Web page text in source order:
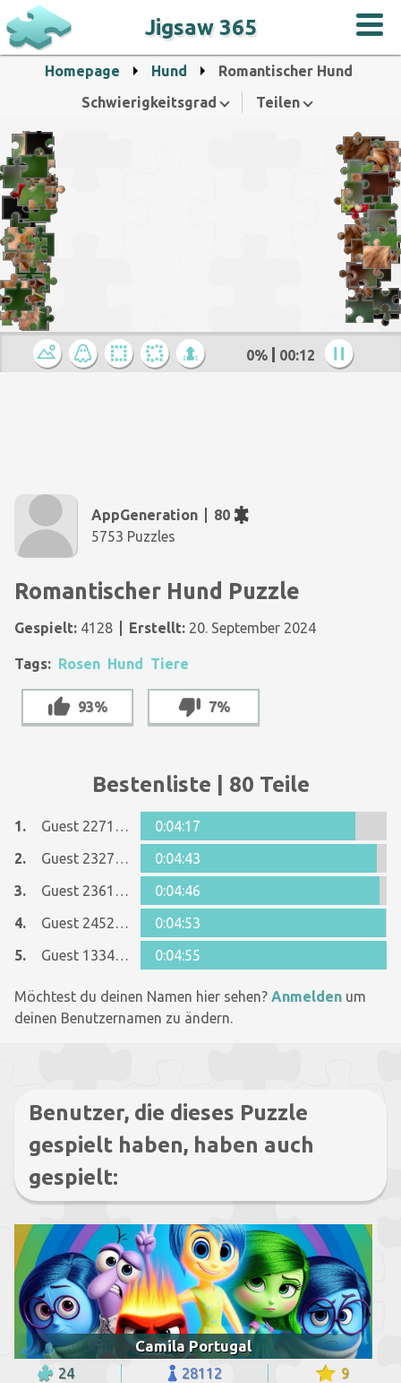
Jigsaw 365
Homepage Hund
Romantischer Hund
Schwierigkeitsgrad
Teilen
0% 00:12
AppGeneration
80
5753 Puzzles
Romantischer Hund Puzzle
Gespielt: 4128 Erstellt: 20. September 2024
Tags: Rosen Hund Tiere
93% 7%
Bestenliste | 80 Teile
1. Guest 22715605
0:04:17
2.
Guest 23276056
0:04:43
3.
Guest 23619784
0:04:46
4.
Guest 24526380
0:04:53
5.
Guest 13345764 0:04:55
Möchtest du deinen Namen hier sehen? Anmelden um
deinen Benutzernamen zu ändern.
Benutzer, die dieses Puzzle
gespielt haben, haben auch
gespielt:
Camila Portugal
24 28112 9